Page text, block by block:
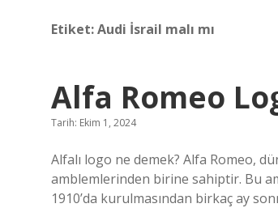
Etiket:Audi İsrail malı mı
Alfa Romeo
Tarih: Ekim 1, 2024
Alfalı logo ne demek? Alfa Romeo,
amblemlerinden birine sahiptir. Bu
1910’da kurulmasından birkaç ay